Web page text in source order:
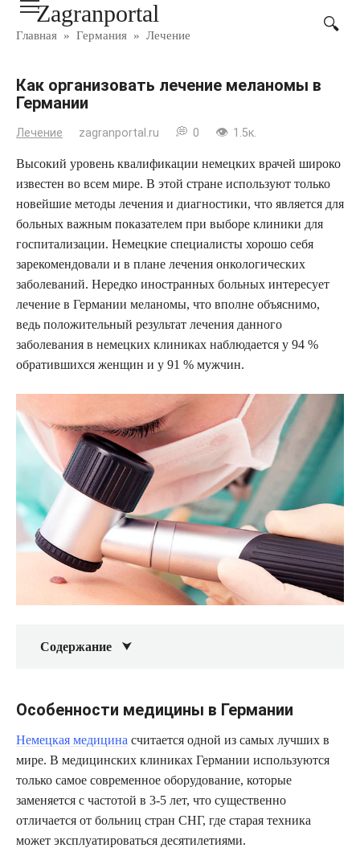
ПерейтиZagranportal
Главная » Германия » Лечение
Как организовать лечение меланомы в
Германии
Лечение zagranportal.ru 0 1.5к.
Высокий уровень квалификации немецких врачей широко
известен во всем мире. В этой стране используют только
новейшие методы лечения и диагностики, что является для
больных важным показателем при выборе клиники для
госпитализации. Немецкие специалисты хорошо себя
зарекомендовали и в плане лечения онкологических
заболеваний. Нередко иностранных больных интересует
лечение в Германии меланомы, что вполне объяснимо,
ведь положительный результат лечения данного
заболевания в немецких клиниках наблюдается у 94 %
обратившихся женщин и у 91 % мужчин.
Содержание
Особенности медицины в Германии
Немецкая медицина считается одной из самых лучших в
мире. В медицинских клиниках Германии используются
только самое современное оборудование, которые
заменяется с частотой в 3-5 лет, что существенно
отличается от больниц стран СНГ, где старая техника
может эксплуатироваться десятилетиями.